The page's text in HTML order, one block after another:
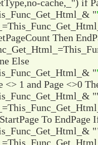
cache,_") if
"
tPageCount Then
Else
"
1 and Page <>0
"
To EndPage
"